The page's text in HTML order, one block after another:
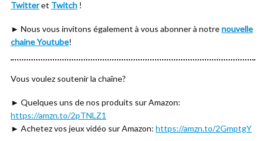
Twitteret Twitch !
► Nous vous invitons également à vous abonner à notrenouvelle
chaine Youtube!
Vous voulez soutenir la chaîne?
► Quelques uns de nos produits sur Amazon:
https://amzn.to/2pTNLZ1
► Achetez vos jeux vidéo sur Amazon: https://amzn.to/2GmptgY